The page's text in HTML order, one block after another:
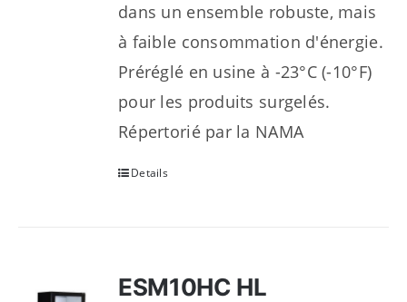
dans un ensemble robuste, mais
à faible consommation d'énergie.
Préréglé en usine à -23°C (-10°F)
pour les produits surgelés.
Répertorié par la NAMA
Details
ESM10HC HL